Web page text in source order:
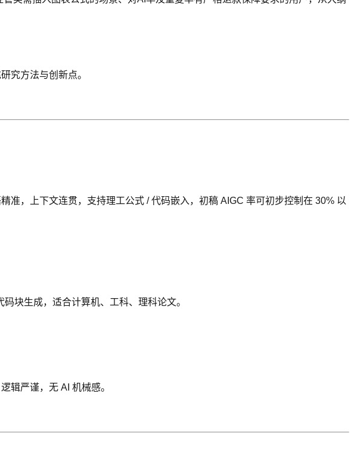
究方法与创新点。
，上下文连贯，支持理工公式 / 代码嵌入，初稿 AIGC 率可初步控制在 30% 以
块生成，适合计算机、工科、理科论文。
辑严谨，无 AI 机械感。